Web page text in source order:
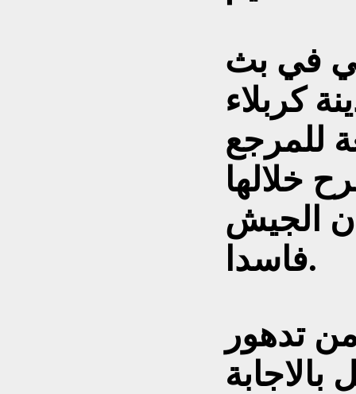
في بث
كربلاء
للمرجع
خلالها
الجيش
فاسدا.
تدهور